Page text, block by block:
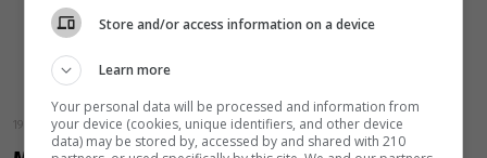
19 Οκτωβρίου 2016
Store and/or access information on a device
Learn more
Your personal data will be processed and information from
your device (cookies, unique identifiers, and other device
data) may be stored by, accessed by and shared with 210